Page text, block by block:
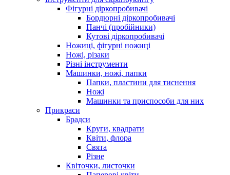
Фігурні діркопробивачі
Бордюрні діркопробивачі
Панчі (пробійники)
Кутові діркопробивачі
Ножиці, фігурні ножиці
Ножі, різаки
Різні інструменти
Машинки, ножі, папки
Папки, пластини для тиснення
Ножі
Машинки та приспособи для них
Прикраси
Брадси
Круги, квадрати
Квіти, флора
Свята
Різне
Квіточки, листочки